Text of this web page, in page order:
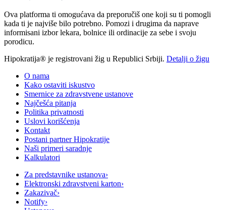
Ova platforma ti omogućava da preporučiš one koji su ti pomogli
kada ti je najviše bilo potrebno. Pomozi i drugima da naprave
informisani izbor lekara, bolnice ili ordinacije za sebe i svoju
porodicu.
Hipokratija® je registrovani žig u Republici Srbiji. Detalji o žigu
O nama
Kako ostaviti iskustvo
Smernice za zdravstvene ustanove
Najčešća pitanja
Politika privatnosti
Uslovi korišćenja
Kontakt
Postani partner Hipokratije
Naši primeri saradnje
Kalkulatori
Za predstavnike ustanova›
Elektronski zdravstveni karton›
Zakazivač›
Notify›